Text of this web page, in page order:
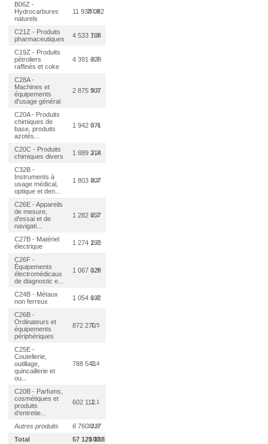
B06Z -
Hydrocarbures
naturels
11 938 082
20,9
C21Z - Produits
pharmaceutiques
4 533 168
7,9
C19Z - Produits
pétroliers
raffinés et coke
4 391 609
7,7
C28A -
Machines et
équipements
d'usage général
2 875 907
5,0
C20A - Produits
chimiques de
base, produits
azotés...
1 942 671
3,4
C20C - Produits
chimiques divers
1 889 214
3,3
C32B -
Instruments à
usage médical,
optique et den...
1 803 807
3,2
C26E - Appareils
de mesure,
d'essai et de
navigati...
1 282 657
2,2
C27B - Matériel
électrique
1 274 193
2,2
C26F -
Équipements
électromédicaux
de diagnostic e...
1 067 029
1,9
C24B - Métaux
non ferreux
1 054 692
1,8
C26B -
Ordinateurs et
équipements
périphériques
872 2701,5
C25E -
Coutellerie,
outillage,
quincaillerie et
ou...
788 5431,4
C20B - Parfums,
cosmétiques et
produits
d’entretie...
602 1121,1
Autres produits 6 760 017
11,8
Total 57 125 138
100